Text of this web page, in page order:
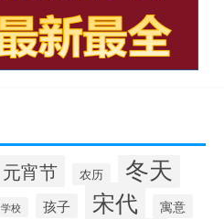
元宵节 农历 冬天
学校 孩子 宋代 寓意